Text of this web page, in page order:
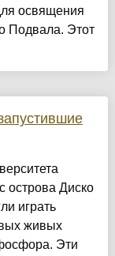
освящения
Подвала. Этот
острова Диско
играть
живых
Эти